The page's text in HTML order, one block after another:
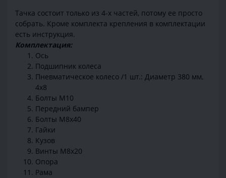
Тачка состоит только из 4-х частей, потому ее просто
собрать. Кроме комплекта крепления в комплектации
есть инструкция.
Комплектация:
Ось
Подшипник колеса
Пневматическое колесо /1 шт.: Диаметр 380 мм,
4х8
Болты М10
Передний бампер
Болты М8х40
Гайки
Кузов
Винты М8х20
Опора
Рама